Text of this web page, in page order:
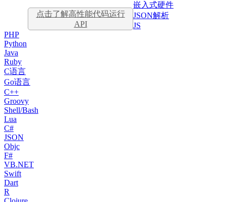
点击了解高性能代码运行
API
嵌入式硬件
JSON解析
JS
PHP
Python
Java
Ruby
C语言
Go语言
C++
Groovy
Shell/Bash
Lua
C#
JSON
Objc
F#
VB.NET
Swift
Dart
R